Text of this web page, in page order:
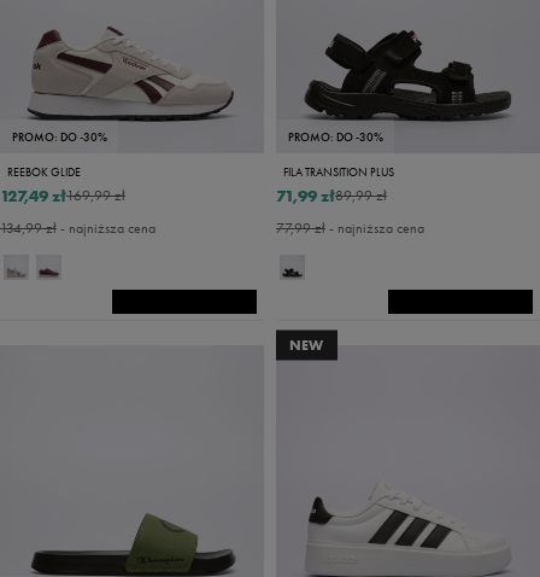
PROMO: DO -30%
REEBOK GLIDE
169,99 zł
127,49 zł
134,99 zł- najniższa cena
PROMO: DO -30%
FILA TRANSITION PLUS
89,99 zł
71,99 zł
77,99 zł- najniższa cena
NEW